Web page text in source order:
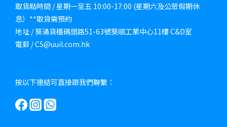
取貨點時間 / 星期一至五 10:00-17:00 (星期六及公眾假期休
息）**取貨需預約
地址 / 葵涌貨櫃碼頭路51-63號葵順工業中心11樓 C&D室
電郵 / CS@uuil.com.hk
按以下連結可直接跟我們聯繫：